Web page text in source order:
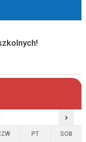
›
PT SOB